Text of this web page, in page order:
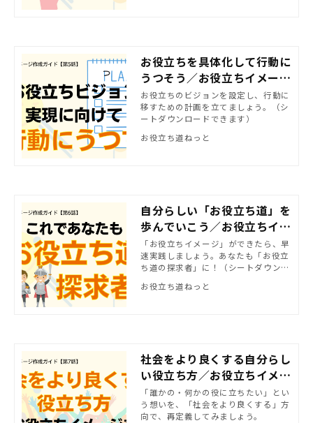
お役立ちを具体化して行動に
うつそう／お役立ちイメージ
作成ガイド【第5話】
お役立ちのビジョンを設定し、行動に
移すための計画を立てましょう。（シ
ートダウンロードできます）
お役立ち道ねっと
自分らしい「お役立ち道」を
歩んでいこう／お役立ちイメ
ージ作成ガイド【第6話】
「お役立ちイメージ」ができたら、早
速実践しましょう。あなたも「お役立
ち道の探求者」に！（シートダウンロ
お役立ち道ねっと
社会をより良くする自分らし
い役立ち方／お役立ちイメー
ジ作成ガイド【第7話】
「誰かの・何かの役に立ちたい」とい
う想いを、「社会をより良くする」方
向で、再定義してみましょう。